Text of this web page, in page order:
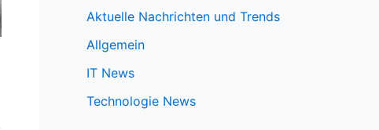
Aktuelle Nachrichten und Trends
Allgemein
IT News
Technologie News